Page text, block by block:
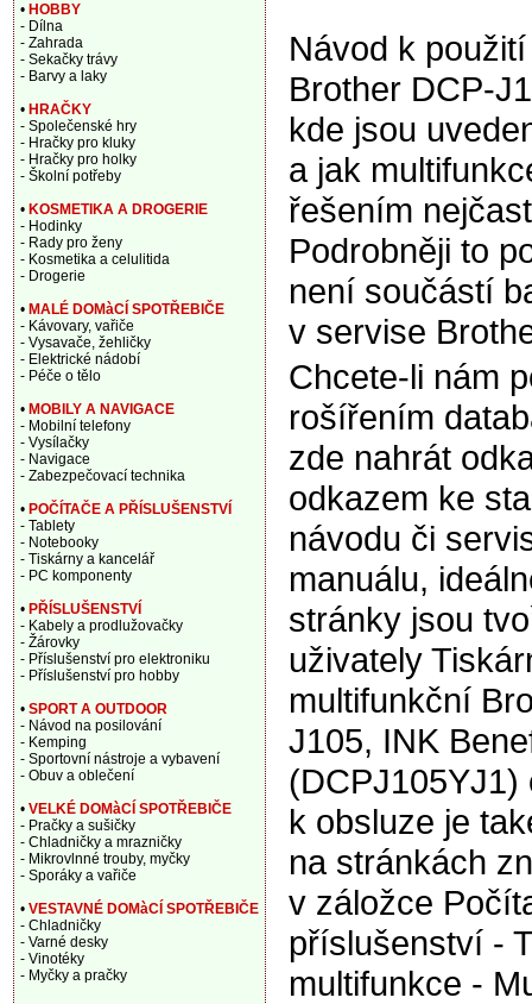
Návod k
Brother DCP-
kde jsou
a jak
řešením
Podrobněji to
není součástí
v servise
Chcete-li nám
rošířením
zde nahrát
odkazem ke
návodu či
manuálu,
stránky jsou
uživately
multifunkční
J105, INK
(DCPJ105YJ1)
k obsluze je
na stránkách
v záložce
příslušenství -
multifunkce -
• HOBBY
- Dílna
- Zahrada
- Sekačky trávy
- Barvy a laky
• HRAČKY
- Společenské hry
- Hračky pro kluky
- Hračky pro holky
- Školní potřeby
• KOSMETIKA A DROGERIE
- Hodinky
- Rady pro ženy
- Kosmetika a celulitida
- Drogerie
• MALÉ DOMàCÍ SPOTŘEBIČE
- Kávovary, vařiče
- Vysavače, žehličky
- Elektrické nádobí
- Péče o tělo
• MOBILY A NAVIGACE
- Mobilní telefony
- Vysílačky
- Navigace
- Zabezpečovací technika
• POČÍTAČE A PŘÍSLUŠENSTVÍ
- Tablety
- Notebooky
- Tiskárny a kancelář
- PC komponenty
• PŘÍSLUŠENSTVÍ
- Kabely a prodlužovačky
- Žárovky
- Příslušenství pro elektroniku
- Příslušenství pro hobby
• SPORT A OUTDOOR
- Návod na posilování
- Kemping
- Sportovní nástroje a vybavení
- Obuv a oblečení
• VELKÉ DOMàCÍ SPOTŘEBIČE
- Pračky a sušičky
- Chladničky a mrazničky
- Mikrovlnné trouby, myčky
- Sporáky a vařiče
• VESTAVNÉ DOMàCÍ SPOTŘEBIČE
- Chladničky
- Varné desky
- Vinotéky
- Myčky a pračky